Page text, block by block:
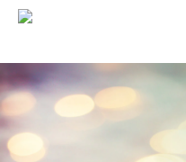
to
content